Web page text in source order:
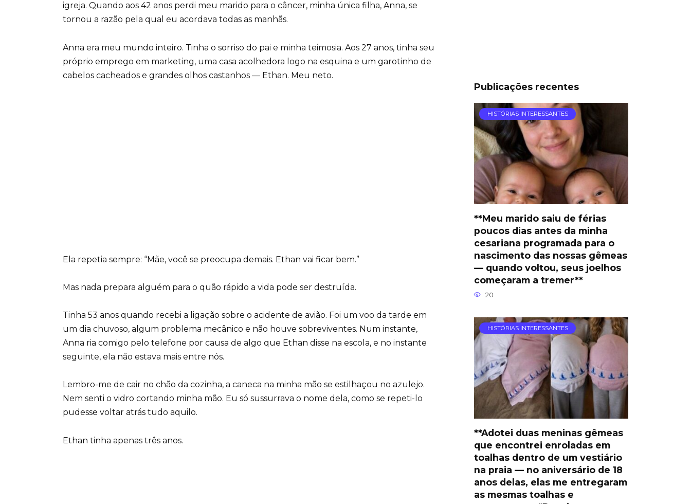
igreja. Quando aos 42 anos perdi meu marido para o câncer, minha única filha, Anna, se
tornou a razão pela qual eu acordava todas as manhãs.
Anna era meu mundo inteiro. Tinha o sorriso do pai e minha teimosia. Aos 27 anos, tinha seu
próprio emprego em marketing, uma casa acolhedora logo na esquina e um garotinho de
cabelos cacheados e grandes olhos castanhos — Ethan. Meu neto.
Ela repetia sempre: “Mãe, você se preocupa demais. Ethan vai ficar bem.”
Mas nada prepara alguém para o quão rápido a vida pode ser destruída.
Tinha 53 anos quando recebi a ligação sobre o acidente de avião. Foi um voo da tarde em
um dia chuvoso, algum problema mecânico e não houve sobreviventes. Num instante,
Anna ria comigo pelo telefone por causa de algo que Ethan disse na escola, e no instante
seguinte, ela não estava mais entre nós.
Lembro-me de cair no chão da cozinha, a caneca na minha mão se estilhaçou no azulejo.
Nem senti o vidro cortando minha mão. Eu só sussurrava o nome dela, como se repeti-lo
pudesse voltar atrás tudo aquilo.
Ethan tinha apenas três anos.
Publicações recentes
HISTÓRIAS INTERESSANTES
**Meu marido saiu de férias
poucos dias antes da minha
cesariana programada para o
nascimento das nossas gêmeas
— quando voltou, seus joelhos
começaram a tremer**
20
HISTÓRIAS INTERESSANTES
**Adotei duas meninas gêmeas
que encontrei enroladas em
toalhas dentro de um vestiário
na praia — no aniversário de 18
anos delas, elas me entregaram
as mesmas toalhas e